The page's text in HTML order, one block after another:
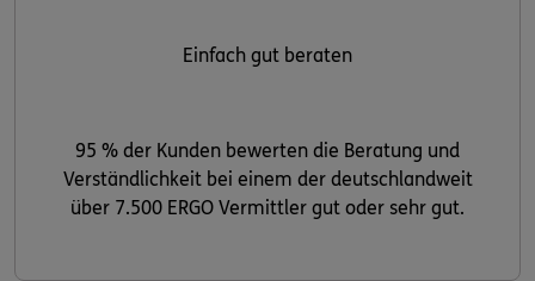
Einfach gut beraten
95 % der Kunden bewerten die Beratung und
Verständlichkeit bei einem der deutschlandweit
über 7.500 ERGO Vermittler gut oder sehr gut.